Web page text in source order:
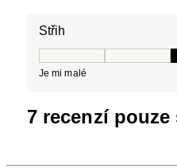
Střih
Je mi malé
7 recenzí